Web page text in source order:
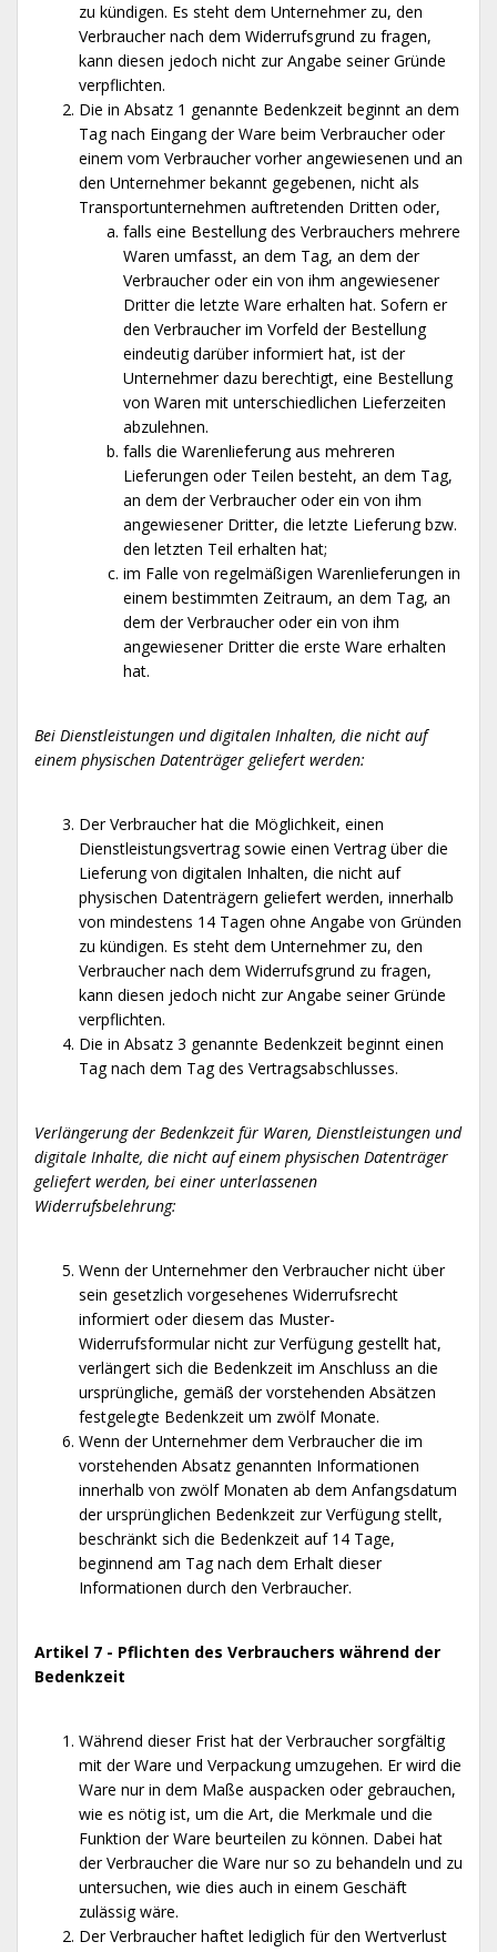
zu kündigen. Es steht dem Unternehmer zu, den
Verbraucher nach dem Widerrufsgrund zu fragen,
kann diesen jedoch nicht zur Angabe seiner Gründe
verpflichten.
Die in Absatz 1 genannte Bedenkzeit beginnt an dem
Tag nach Eingang der Ware beim Verbraucher oder
einem vom Verbraucher vorher angewiesenen und an
den Unternehmer bekannt gegebenen, nicht als
Transportunternehmen auftretenden Dritten oder,
falls eine Bestellung des Verbrauchers mehrere
Waren umfasst, an dem Tag, an dem der
Verbraucher oder ein von ihm angewiesener
Dritter die letzte Ware erhalten hat. Sofern er
den Verbraucher im Vorfeld der Bestellung
eindeutig darüber informiert hat, ist der
Unternehmer dazu berechtigt, eine Bestellung
von Waren mit unterschiedlichen Lieferzeiten
abzulehnen.
falls die Warenlieferung aus mehreren
Lieferungen oder Teilen besteht, an dem Tag,
an dem der Verbraucher oder ein von ihm
angewiesener Dritter, die letzte Lieferung bzw.
den letzten Teil erhalten hat;
im Falle von regelmäßigen Warenlieferungen in
einem bestimmten Zeitraum, an dem Tag, an
dem der Verbraucher oder ein von ihm
angewiesener Dritter die erste Ware erhalten
hat.
Bei Dienstleistungen und digitalen Inhalten, die nicht auf
einem physischen Datenträger geliefert werden:
Der Verbraucher hat die Möglichkeit, einen
Dienstleistungsvertrag sowie einen Vertrag über die
Lieferung von digitalen Inhalten, die nicht auf
physischen Datenträgern geliefert werden, innerhalb
von mindestens 14 Tagen ohne Angabe von Gründen
zu kündigen. Es steht dem Unternehmer zu, den
Verbraucher nach dem Widerrufsgrund zu fragen,
kann diesen jedoch nicht zur Angabe seiner Gründe
verpflichten.
Die in Absatz 3 genannte Bedenkzeit beginnt einen
Tag nach dem Tag des Vertragsabschlusses.
Verlängerung der Bedenkzeit für Waren, Dienstleistungen und
digitale Inhalte, die nicht auf einem physischen Datenträger
geliefert werden, bei einer unterlassenen
Widerrufsbelehrung:
Wenn der Unternehmer den Verbraucher nicht über
sein gesetzlich vorgesehenes Widerrufsrecht
informiert oder diesem das Muster-
Widerrufsformular nicht zur Verfügung gestellt hat,
verlängert sich die Bedenkzeit im Anschluss an die
ursprüngliche, gemäß der vorstehenden Absätzen
festgelegte Bedenkzeit um zwölf Monate.
Wenn der Unternehmer dem Verbraucher die im
vorstehenden Absatz genannten Informationen
innerhalb von zwölf Monaten ab dem Anfangsdatum
der ursprünglichen Bedenkzeit zur Verfügung stellt,
beschränkt sich die Bedenkzeit auf 14 Tage,
beginnend am Tag nach dem Erhalt dieser
Informationen durch den Verbraucher.
Artikel 7 - Pflichten des Verbrauchers während der
Bedenkzeit
Während dieser Frist hat der Verbraucher sorgfältig
mit der Ware und Verpackung umzugehen. Er wird die
Ware nur in dem Maße auspacken oder gebrauchen,
wie es nötig ist, um die Art, die Merkmale und die
Funktion der Ware beurteilen zu können. Dabei hat
der Verbraucher die Ware nur so zu behandeln und zu
untersuchen, wie dies auch in einem Geschäft
zulässig wäre.
Der Verbraucher haftet lediglich für den Wertverlust